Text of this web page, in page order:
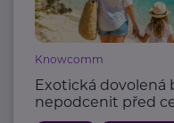
Knowcomm
Exotická dovolená
nepodcenit před